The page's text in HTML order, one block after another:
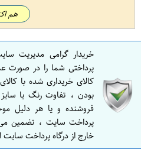
هم
خریدار گرامی مدیریت
پرداختی شما را در صورت
کالای خریداری شده با
بودن ، تفاوت رنگ یا
فروشنده و یا هر دلیل
پرداخت سایت ، تضمین
خارج از درگاه پرداخت سایت